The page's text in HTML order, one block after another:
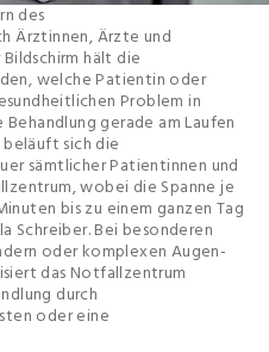
des
Ärztinnen, Ärzte und
hält die
welche Patientin oder
Problem in
gerade am Laufen
sich die
sämtlicher Patientinnen und
wobei die Spanne je
bis zu einem ganzen Tag
Schreiber. Bei besonderen
oder komplexen Augen-
das Notfallzentrum
durch
oder eine